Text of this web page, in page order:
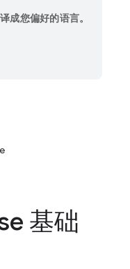
成您偏好的语言。
基础